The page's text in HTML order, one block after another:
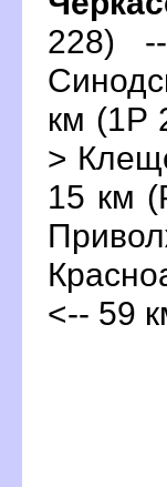
228)
км (1Р
>
15 км
<-- 59